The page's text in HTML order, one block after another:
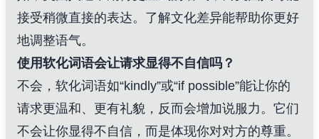
接受稍微直接的表达。了解文化差异能帮助你更好
地调整语气。
使用软化词语会让请求显得不自信吗？
不会，软化词语如“kindly”或“if possible”能让你的
请求更温和、更有礼貌，反而会增加说服力。它们
不会让你显得不自信，而是体现你对对方的尊重。